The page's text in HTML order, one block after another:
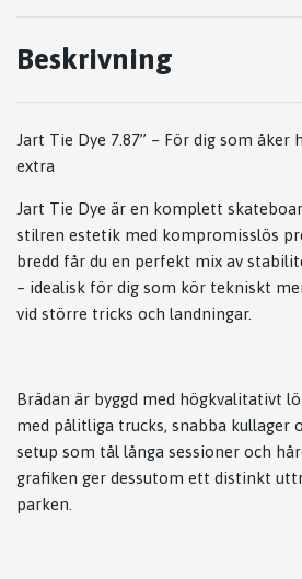
Beskrivning
Jart Tie Dye 7.87” – För dig som
extra
Jart Tie Dye är en komplett
stilren estetik med kompromisslös
bredd får du en perfekt mix av
– idealisk för dig som kör tekniskt
vid större tricks och landningar.
Brädan är byggd med högkvalitativt
med pålitliga trucks, snabba kullager
setup som tål långa sessioner och
grafiken ger dessutom ett distinkt
parken.